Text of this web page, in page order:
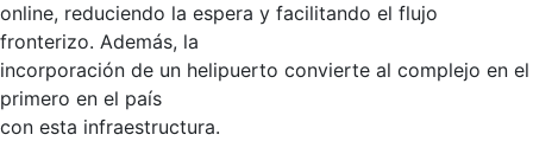
online, reduciendo la espera y facilitando el flujo
fronterizo. Además, la
incorporación de un helipuerto convierte al complejo en el
primero en el país
con esta infraestructura.